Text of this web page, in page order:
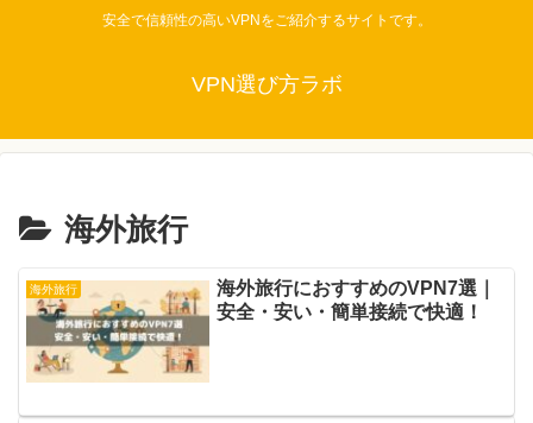
安全で信頼性の高いVPNをご紹介するサイトです。
VPN選び方ラボ
海外旅行
海外旅行
海外旅行におすすめのVPN7選｜
安全・安い・簡単接続で快適！